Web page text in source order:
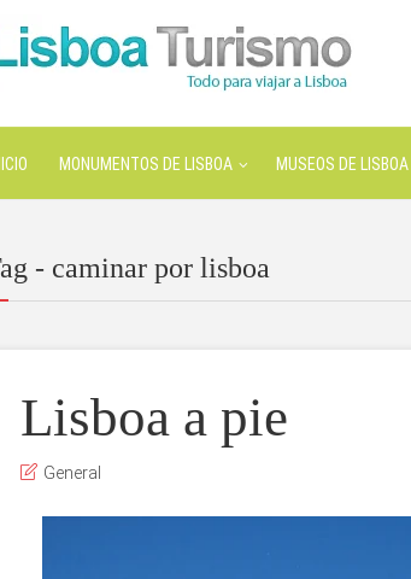
MONUMENTOS DE LISBOA MUSEOS DE LISBOA
- caminar por lisboa
Lisboa a pie
General